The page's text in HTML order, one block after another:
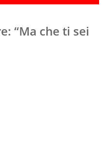
“Ma che ti sei